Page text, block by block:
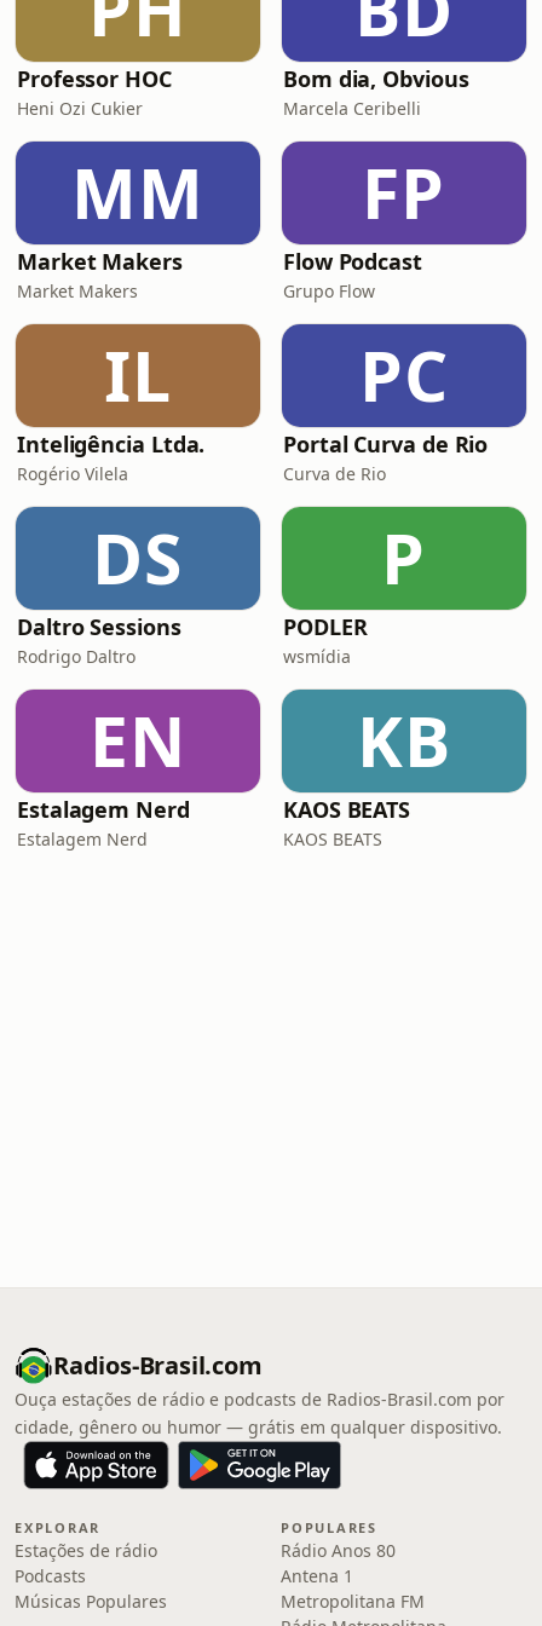
Professor HOC
Heni Ozi Cukier
Bom dia, Obvious
Marcela Ceribelli
MM
Market Makers
Market Makers
FP
Flow Podcast
Grupo Flow
IL
Inteligência Ltda.
Rogério Vilela
PC
Portal Curva de Rio
Curva de Rio
DS
Daltro Sessions
Rodrigo Daltro
P
PODLER
wsmídia
EN
Estalagem Nerd
Estalagem Nerd
KB
KAOS BEATS
KAOS BEATS
Radios-Brasil.com
Ouça estações de rádio e podcasts de Radios-Brasil.com por
cidade, gênero ou humor — grátis em qualquer dispositivo.
EXPLORAR
Estações de rádio
Podcasts
Músicas Populares
POPULARES
Rádio Anos 80
Antena 1
Metropolitana FM